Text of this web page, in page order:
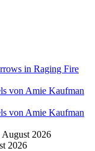
in Raging Fire
von Amie Kaufman
von Amie Kaufman
August 2026
2026